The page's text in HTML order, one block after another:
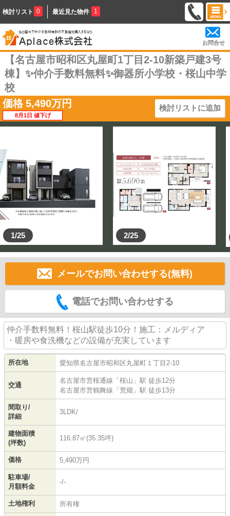
検討リスト 0 最近見た物件 1
お問合せ
【名古屋市昭和区丸屋町1丁目2-10新築戸建3号
棟】✨️仲介手数料無料✨️御器所小学校・桜山中学
校
価格 5,490万円
8月1日 値下げ
検討リストに追加
1/25 2/25
メールでお問い合わせする(無料)
電話でお問い合わせする
仲介手数料無料！桜山駅徒歩10分！施工：メルディア
・暖房や食洗機などの設備が充実しています
所在地 愛知県名古屋市昭和区丸屋町 １丁目2-10
交通
名古屋市営桜通線 「 桜山 」駅 徒歩12分
名古屋市営鶴舞線 「 荒畑 」駅 徒歩13分
間取り/
詳細
3LDK/
建物面積
(坪数)
116.87㎡(35.35坪)
価格 5,490万円
駐車場/
月額料金
-/-
土地権利 所有権